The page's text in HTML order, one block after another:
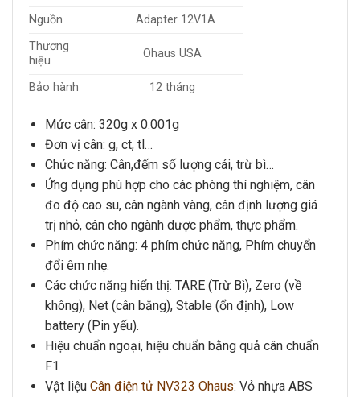
Nguồn
Adapter 12V1A
Thương
hiệu
Ohaus USA
Bảo hành 12 tháng
Mức cân: 320g x 0.001g
Đơn vị cân: g, ct, tl…
Chức năng: Cân,đếm số lượng cái, trừ bì…
Ứng dụng phù hợp cho các phòng thí nghiệm, cân
đo độ cao su, cân ngành vàng, cân định lượng giá
trị nhỏ, cân cho ngành dược phẩm, thực phẩm.
Phím chức năng: 4 phím chức năng, Phím chuyển
đổi êm nhẹ.
Các chức năng hiển thị: TARE (Trừ Bì), Zero (về
không), Net (cân bằng), Stable (ổn định), Low
battery (Pin yếu).
Hiệu chuẩn ngoại, hiệu chuẩn bằng quả cân chuẩn
F1
Vật liệu Cân điện tử NV323 Ohaus: Vỏ nhựa ABS